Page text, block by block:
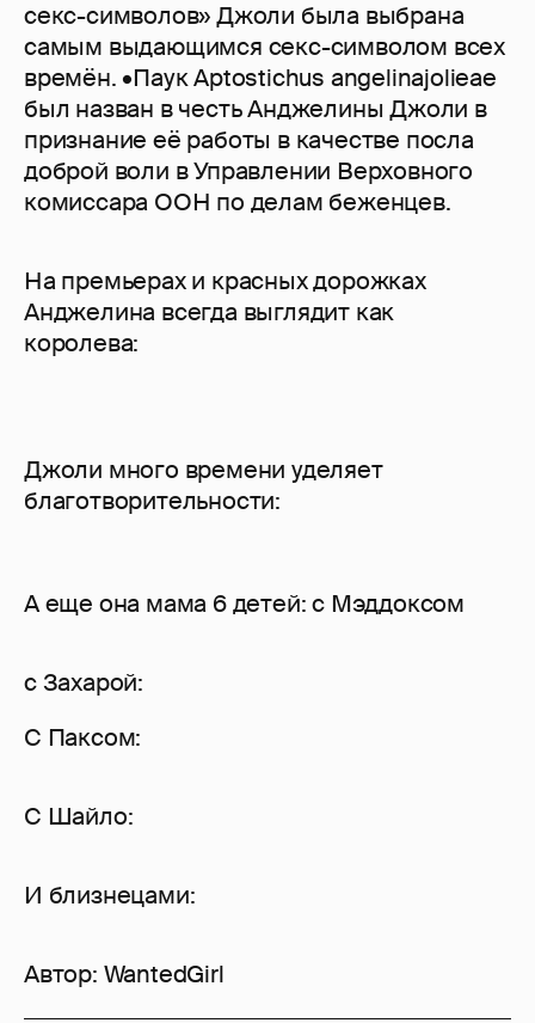
секс-символов» Джоли была выбрана
самым выдающимся секс-символом всех
времён. •Паук Aptostichus angelinajolieae
был назван в честь Анджелины Джоли в
признание её работы в качестве посла
доброй воли в Управлении Верховного
комиссара ООН по делам беженцев.
На премьерах и красных дорожках
Анджелина всегда выглядит как
королева:
Джоли много времени уделяет
благотворительности:
А еще она мама 6 детей: с Мэддоксом
с Захарой:
С Паксом:
С Шайло:
И близнецами:
Автор: WantedGirl